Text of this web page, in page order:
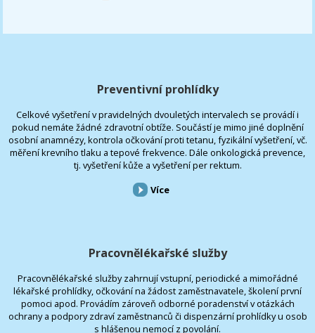
Preventivní prohlídky
Celkové vyšetření v pravidelných dvouletých intervalech se provádí i
pokud nemáte žádné zdravotní obtíže. Součástí je mimo jiné doplnění
osobní anamnézy, kontrola očkování proti tetanu, fyzikální vyšetření, vč.
měření krevního tlaku a tepové frekvence. Dále onkologická prevence,
tj. vyšetření kůže a vyšetření per rektum.
Více
Pracovnělékařské služby
Pracovnělékařské služby zahrnují vstupní, periodické a mimořádné
lékařské prohlídky, očkování na žádost zaměstnavatele, školení první
pomoci apod. Provádím zároveň odborné poradenství v otázkách
ochrany a podpory zdraví zaměstnanců či dispenzární prohlídky u osob
s hlášenou nemocí z povolání.